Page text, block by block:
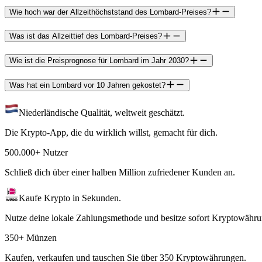
Wie hoch war der Allzeithöchststand des Lombard-Preises?
Was ist das Allzeittief des Lombard-Preises?
Wie ist die Preisprognose für Lombard im Jahr 2030?
Was hat ein Lombard vor 10 Jahren gekostet?
Niederländische Qualität, weltweit geschätzt.
Die Krypto-App, die du wirklich willst, gemacht für dich.
500.000+ Nutzer
Schließ dich über einer halben Million zufriedener Kunden an.
Kaufe Krypto in Sekunden.
Nutze deine lokale Zahlungsmethode und besitze sofort
350+ Münzen
Kaufen, verkaufen und tauschen Sie über 350 Kryptowährungen.